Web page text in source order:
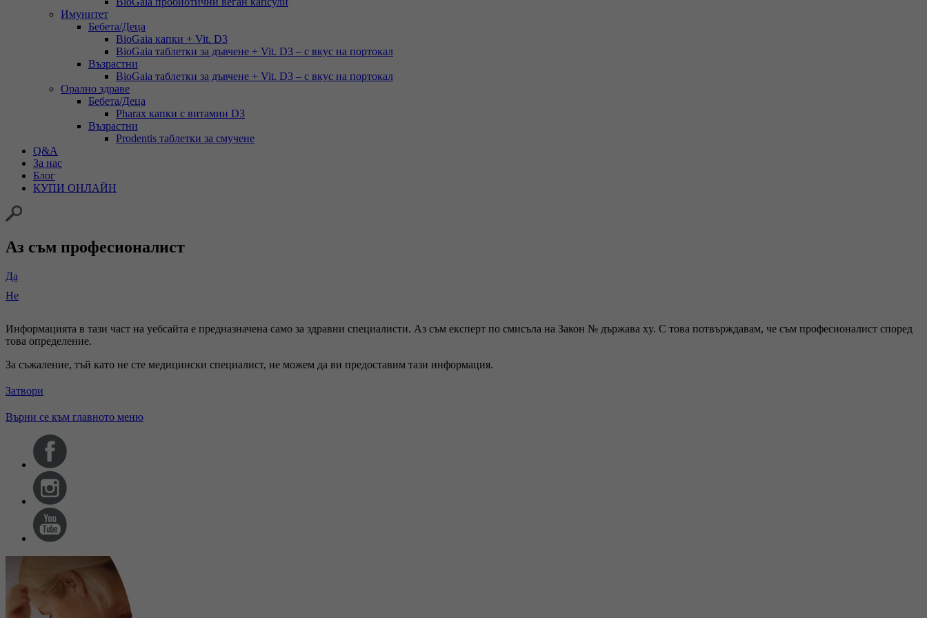
Имунитет
Бебета/Деца
BioGaia капки + Vit. D3
BioGaia таблетки за дъвчене + Vit. D3 – с вкус на портокал
Възрастни
BioGaia таблетки за дъвчене + Vit. D3 – с вкус на портокал
Орално здраве
Бебета/Деца
Pharax капки с витамин D3
Възрастни
Prodentis таблетки за смучене
Q&A
За нас
Блог
КУПИ ОНЛАЙН
Аз съм професионалист
Да
Не
Информацията в тази част на уебсайта е предназначена само за здравни специалисти. Аз съм експерт по смисъла на Закон № държава xy. С това потвърждавам, че съм професионалист според
това определение.
За съжаление, тъй като не сте медицински специалист, не можем да ви предоставим тази информация.
Затвори
Върни се към главното меню